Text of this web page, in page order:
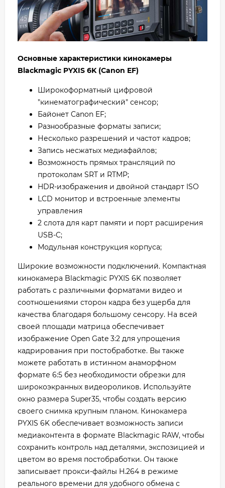
Основные характеристики кинокамеры
Blackmagic PYXIS 6K (Canon EF)
Широкоформатный цифровой
"кинематографический" сенсор;
Байонет Canon EF;
Разнообразные форматы записи;
Несколько разрешений и частот кадров;
Запись несжатых медиафайлов;
Возможность прямых трансляций по
протоколам SRT и RTMP;
HDR-изображения и двойной стандарт ISO
LCD монитор и встроенные элементы
управления
2 слота для карт памяти и порт расширения
USB-C;
Модульная конструкция корпуса;
Широкие возможности подключений. Компактная
кинокамера Blackmagic PYXIS 6K позволяет
работать с различными форматами видео и
соотношениями сторон кадра без ущерба для
качества благодаря большому сенсору. На всей
своей площади матрица обеспечивает
изображение Open Gate 3:2 для упрощения
кадрирования при постобработке. Вы также
можете работать в истинном анаморфном
формате 6:5 без необходимости обрезки для
широкоэкранных видеороликов. Используйте
окно размера Super35, чтобы создать версию
своего снимка крупным планом. Кинокамера
PYXIS 6K обеспечивает возможность записи
медиаконтента в формате Blackmagic RAW, чтобы
сохранить контроль над деталями, экспозицией и
цветом во время постобработки. Он также
записывает прокси-файлы H.264 в режиме
реального времени для удобного обмена с